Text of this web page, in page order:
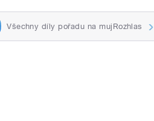
Všechny díly pořadu na mujRozhlas